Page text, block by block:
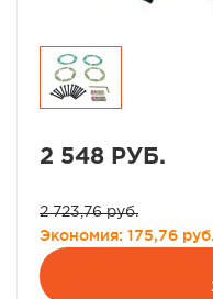
2 548 РУБ.
2 723,76 руб.
Экономия: 175,76 руб.